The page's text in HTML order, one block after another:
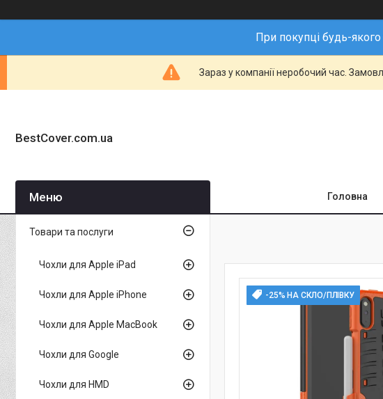
При покупці будь-
Зараз у компанії неробочий час.
BestCover.com.ua
Головна
-25% НА СКЛО/ПЛІВКУ
Товари та послуги
Чохли для Apple iPad
Чохли для Apple iPhone
Чохли для Apple MacBook
Чохли для Google
Чохли для HMD